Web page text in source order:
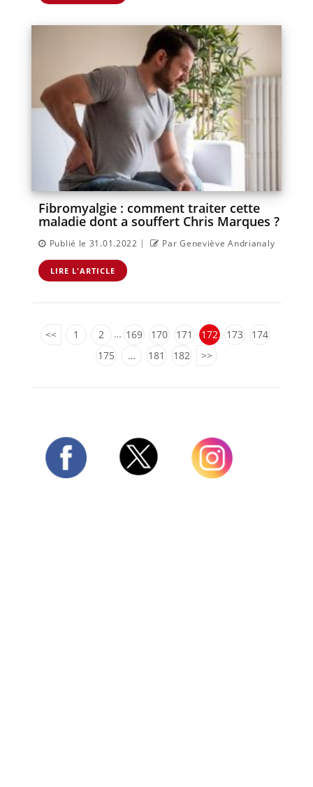
Fibromyalgie : comment traiter cette
maladie dont a souffert Chris Marques ?
Publié le 31.01.2022 | Par Geneviève Andrianaly
LIRE L'ARTICLE
<< 1 2 … 169 170 171 172 173
174
175
… 181 182 >>